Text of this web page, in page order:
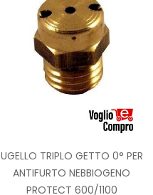
UGELLO TRIPLO GETTO 0° PER
ANTIFURTO NEBBIOGENO
PROTECT 600/1100